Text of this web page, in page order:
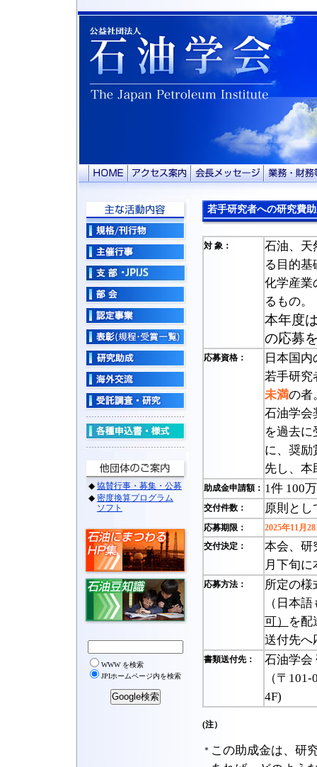
若手研究者への研究費
対 象：
石油、天
る目的
化学産業
るもの。
本年度
の応募
応募資格：
日本国
若手研究
未満の者
石油学会
を過去
に、奨励
先し、
助成金申請額： 1件 100
交付件数： 原則とし
応募期限：
2025年11月
交付決定：
本会、研
月下旬
応募方法：
所定の様
（日本
可）
を配
送付先へ
書類送付先：
石油学会
（〒
4F)
(注）
＊ この助成金は、研